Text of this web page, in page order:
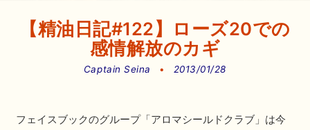
【精油日記#122】ローズ20での
感情解放のカギ
Captain Seina • 2013/01/28
フェイスブックのグループ「アロマシールドクラブ」は今